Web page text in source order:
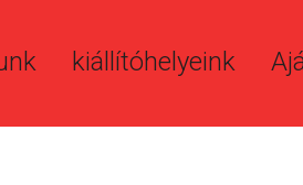
kiállítóhelyeink